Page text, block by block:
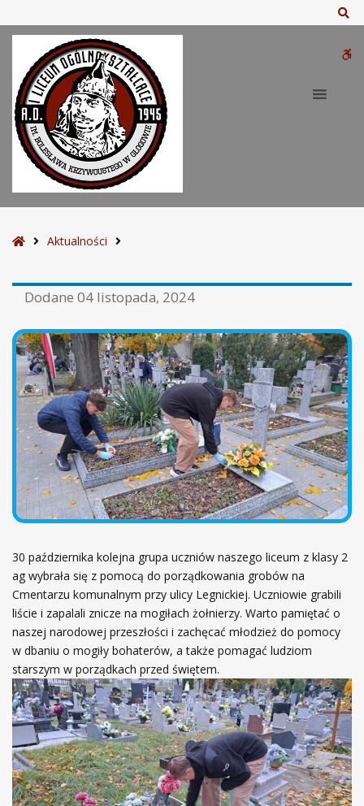
S
o
a
g
ł
ó
w
n
a
Aktualności
Dodane 04 listopada, 2024
30 października kolejna grupa uczniów naszego liceum z klasy 2
ag wybrała się z pomocą do porządkowania grobów na
Cmentarzu komunalnym przy ulicy Legnickiej. Uczniowie grabili
liście i zapalali znicze na mogiłach żołnierzy. Warto pamiętać o
naszej narodowej przeszłości i zachęcać młodzież do pomocy
w dbaniu o mogiły bohaterów, a także pomagać ludziom
starszym w porządkach przed świętem.